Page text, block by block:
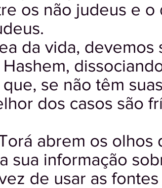
os não judeus e
da vida,
se não têm
dos casos são
abrem os olhos
sua informação
de usar as